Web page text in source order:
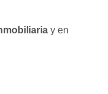
y en